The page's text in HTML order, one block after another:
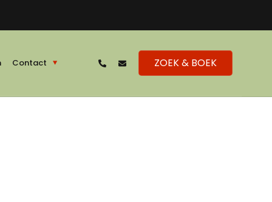
Contact ZOEK & BOEK